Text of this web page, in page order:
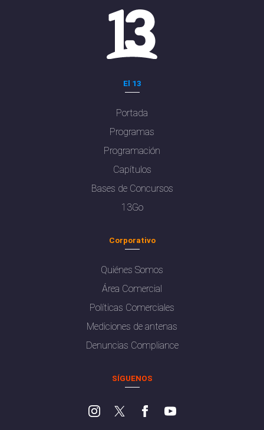
El 13
Portada
Programas
Programación
Capítulos
Bases de Concursos
13Go
Corporativo
Quiénes Somos
Área Comercial
Políticas Comerciales
Mediciones de antenas
Denuncias Compliance
SÍGUENOS